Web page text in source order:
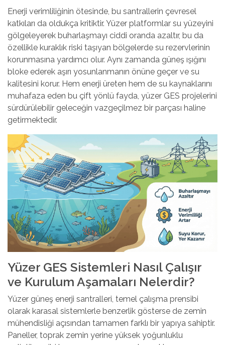
Enerji verimliliğinin ötesinde, bu santrallerin çevresel
katkıları da oldukça kritiktir. Yüzer platformlar su yüzeyini
gölgeleyerek buharlaşmayı ciddi oranda azaltır, bu da
özellikle kuraklık riski taşıyan bölgelerde su rezervlerinin
korunmasına yardımcı olur. Aynı zamanda güneş ışığını
bloke ederek aşırı yosunlanmanın önüne geçer ve su
kalitesini korur. Hem enerji üreten hem de su kaynaklarını
muhafaza eden bu çift yönlü fayda, yüzer GES projelerini
sürdürülebilir geleceğin vazgeçilmez bir parçası haline
getirmektedir.
Yüzer GES Sistemleri Nasıl Çalışır
ve Kurulum Aşamaları Nelerdir?
Yüzer güneş enerji santralleri, temel çalışma prensibi
olarak karasal sistemlerle benzerlik gösterse de zemin
mühendisliği açısından tamamen farklı bir yapıya sahiptir.
Paneller, toprak zemin yerine yüksek yoğunluklu